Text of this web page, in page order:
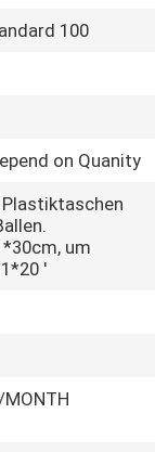
100
on Quanity
um
'
MONTH